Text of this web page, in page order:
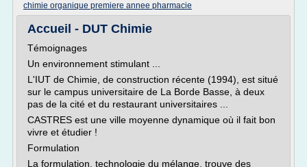
chimie organique premiere annee pharmacie
Accueil - DUT Chimie
Témoignages
Un environnement stimulant ...
L'IUT de Chimie, de construction récente (1994), est situé
sur le campus universitaire de La Borde Basse, à deux
pas de la cité et du restaurant universitaires ...
CASTRES est une ville moyenne dynamique où il fait bon
vivre et étudier !
Formulation
La formulation, technologie du mélange, trouve des